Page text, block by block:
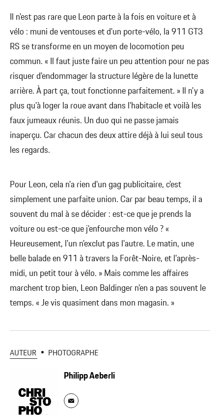
Il n'est pas rare que Leon parte à la fois en voiture et à
vélo : muni de ventouses et d'un porte-vélo, la 911 GT3
RS se transforme en un moyen de locomotion peu
commun. « Il faut juste faire un peu attention pour ne pas
risquer d'endommager la structure légère de la lunette
arrière. À part ça, tout fonctionne parfaitement. » Il n'y a
plus qu'à loger la roue avant dans l'habitacle et voilà les
faux jumeaux réunis. Un duo qui ne passe jamais
inaperçu. Car chacun des deux attire déjà à lui seul tous
les regards.
Pour Leon, cela n'a rien d'un gag publicitaire, c'est
simplement une parfaite union. Car par beau temps, il a
souvent du mal à se décider : est-ce que je prends la
voiture ou est-ce que j'enfourche mon vélo ? «
Heureusement, l'un n'exclut pas l'autre. Le matin, une
belle balade en 911 à travers la Forêt-Noire, et l'après-
midi, un petit tour à vélo. » Mais comme les affaires
marchent trop bien, Leon Baldinger n'en a pas souvent le
temps. « Je vis quasiment dans mon magasin. »
AUTEUR PHOTOGRAPHE
Philipp Aeberli